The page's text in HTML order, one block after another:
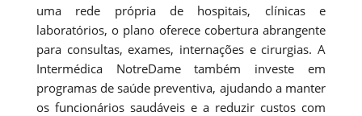
uma rede própria de hospitais, clínicas e
laboratórios, o plano oferece cobertura abrangente
para consultas, exames, internações e cirurgias. A
Intermédica NotreDame também investe em
programas de saúde preventiva, ajudando a manter
os funcionários saudáveis e a reduzir custos com